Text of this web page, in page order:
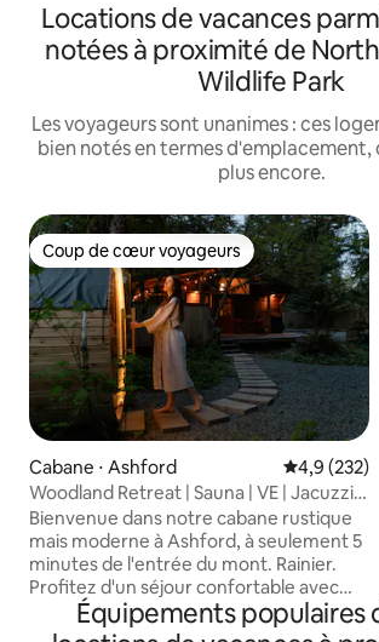
Locations de vacances
notées à proximité de
Wildlife Park
Les voyageurs sont unanimes : ces
bien notés en termes
plus encore.
Coup de cœur voyageurs
Coup de cœur voyageurs
Cabane ⋅ Ashford Évaluation
4,9 (232)
Woodland Retreat | Sauna | VE | Jacuzzi |
Animaux acceptés
Bienvenue dans notre cabane rustique
mais moderne à Ashford, à seulement 5
minutes de l'entrée du mont. Rainier.
Profitez d'un séjour confortable avec
une cheminée à gaz, une cuisine
rénovée, un lit Queen Size, un loft avec
Équipements populaires